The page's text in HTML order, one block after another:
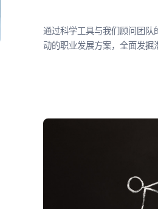
通过科学工具与我们顾问团队
动的职业发展方案，全面发掘